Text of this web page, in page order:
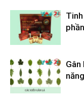
Gân